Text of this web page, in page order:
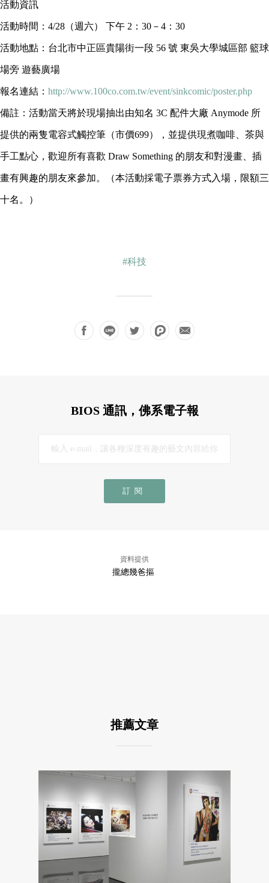
活動資訊
活動時間：4/28（週六） 下午 2：30－4：30
活動地點：台北市中正區貴陽街一段 56 號 東吳大學城區部 籃球
場旁 遊藝廣場
報名連結： http://www.100co.com.tw/event/sinkcomic/poster.php
備註：活動當天將於現場抽出由知名 3C 配件大廠 Anymode 所
提供的兩隻電容式觸控筆（市價699），並提供現煮咖啡、茶與
手工點心，歡迎所有喜歡 Draw Something 的朋友和對漫畫、插
畫有興趣的朋友來參加。（本活動採電子票券方式入場，限額三
十名。 ）
#科技
BIOS 通訊，佛系電子報
訂閱
資料提供
攏總幾爸摳
推薦文章